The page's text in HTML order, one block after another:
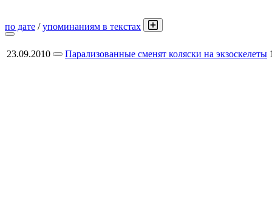
по дате /упоминаниям в текстах
23.09.2010 Парализованные сменят коляски на экзоскелеты